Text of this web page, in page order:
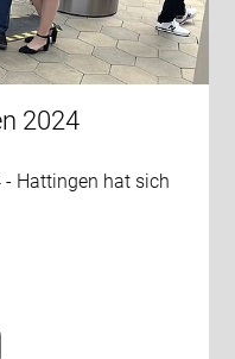
2024
- Hattingen hat sich